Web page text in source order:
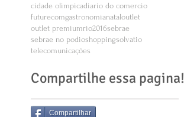
cidade olimpicadiario do comercio
futurecomgastronomianataloutlet
outlet premiumrio2016sebrae
sebrae no podioshoppingsolvatio
telecomunicações
Compartilhe essa pagina!
Compartilhar